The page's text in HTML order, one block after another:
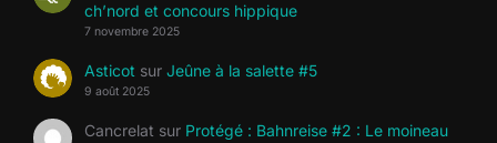
ch’nord et concours hippique
7 novembre 2025
Asticot sur Jeûne à la salette #5
9 août 2025
Cancrelat sur Protégé : Bahnreise #2 : Le moineau